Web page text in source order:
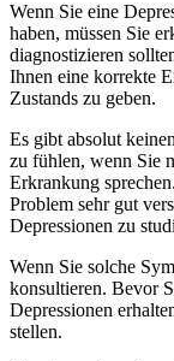
Wenn Sie eine
haben, müssen Sie
diagnostizieren
Ihnen eine korrekte
Zustands zu geben.
Es gibt absolut
zu fühlen, wenn Sie
Erkrankung
Problem sehr gut
Depressionen zu
Wenn Sie solche
konsultieren. Bevor
Depressionen
stellen.